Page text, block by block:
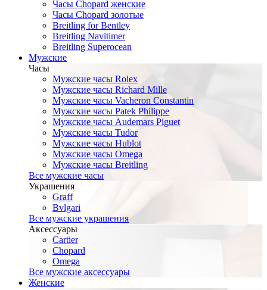
Часы Сhopard женские
Часы Сhopard золотые
Breitling for Bentley
Breitling Navitimer
Breitling Superocean
Мужские
Часы
Мужские часы Rolex
Мужские часы Richard Mille
Мужские часы Vacheron Constantin
Мужские часы Patek Philippe
Мужские часы Audemars Piguet
Мужские часы Tudor
Мужские часы Hublot
Мужские часы Omega
Мужские часы Breitling
Все мужские часы
Украшения
Graff
Bvlgari
Все мужские украшения
Аксессуары
Cartier
Chopard
Omega
Все мужские аксессуары
Женские